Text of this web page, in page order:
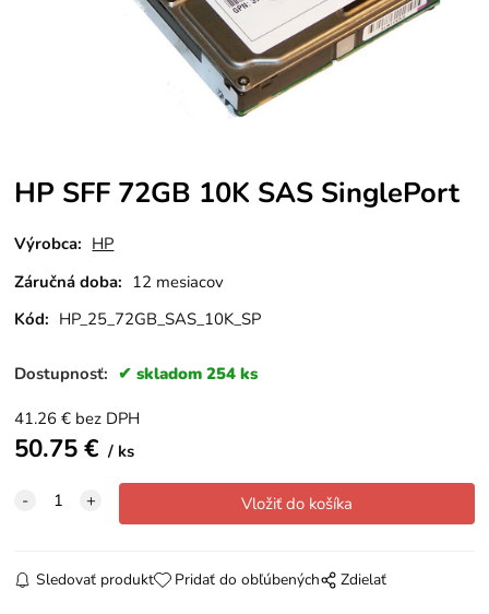
HP SFF 72GB 10K SAS SinglePort
Výrobca: HP
Záručná doba: 12 mesiacov
Kód: HP_25_72GB_SAS_10K_SP
Dostupnosť: skladom 254 ks
41.26 € bez DPH
50.75€ ks
Sledovať produkt Pridať do obľúbených Zdielať